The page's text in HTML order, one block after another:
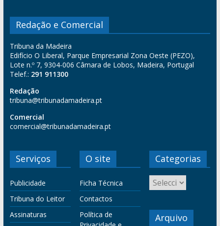
Redação e Comercial
Tribuna da Madeira
Edifício O Liberal, Parque Empresarial Zona Oeste (PEZO),
Lote n.º 7, 9304-006 Câmara de Lobos, Madeira, Portugal
Telef.: 291 911300
Redação
tribuna@tribunadamadeira.pt
Comercial
comercial@tribunadamadeira.pt
Serviços
Publicidade
Tribuna do Leitor
Assinaturas
O site
Ficha Técnica
Contactos
Política de
Categorias
Arquivo